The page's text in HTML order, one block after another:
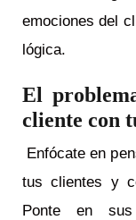
emociones del
lógica.
El
cliente con
Enfócate en
tus clientes y
Ponte en